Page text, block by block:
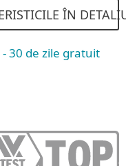
ÎN
30 de zile gratuit